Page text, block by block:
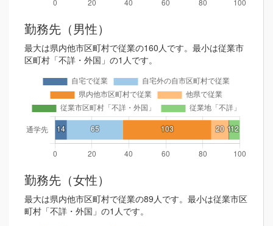
勤務先（男性）
最大は県内他市区町村で従業の160人です。最小は従業市
区町村「不詳・外国」の1人です。
勤務先（女性）
最大は県内他市区町村で従業の89人です。最小は従業市区
町村「不詳・外国」の1人です。